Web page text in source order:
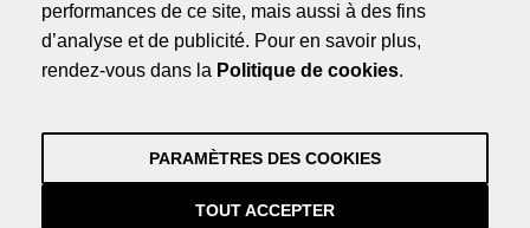
Politique de Confidentialité
Politique de Confidentialité
performances de ce site, mais aussi à des fins
d’analyse et de publicité. Pour en savoir plus,
rendez-vous dans la Politique de cookies.
PARAMÈTRES DES COOKIES
TOUT ACCEPTER